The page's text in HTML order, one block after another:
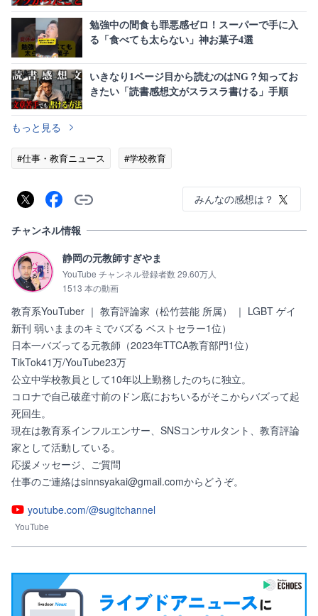
勉強中の間食も罪悪感ゼロ！スーパーで手に入
る「食べても太らない」神お菓子4選
いきなり1ページ目から読むのはNG？知ってお
きたい「読書感想文がスラスラ書ける」手順
もっと見る
#仕事・教育ニュース #学校教育
みんなの感想は？
チャンネル情報
静岡の元教師すぎやま
YouTube チャンネル登録者数 29.60万人
1513 本の動画
教育系YouTuber ｜ 教育評論家（松竹芸能 所属） ｜ LGBT ゲイ
新刊 弱いままのキミでバズる ベストセラー1位）
日本一バズってる元教師（2023年TTCA教育部門1位）
TikTok41万/YouTube23万
公立中学校教員として10年以上勤務したのちに独立。
コロナで自己破産寸前のドン底におちいるがそこからバズって起
死回生。
現在は教育系インフルエンサー、SNSコンサルタント、教育評論
家として活動している。
応援メッセージ、ご質問
仕事のご連絡はsinnsyakai@gmail.comからどうぞ。
youtube.com/@sugitchannel
YouTube